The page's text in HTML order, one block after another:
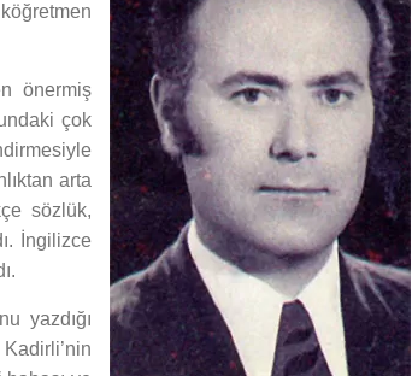
önermiş
çok
arta
sözlük,
İngilizce
yazdığı